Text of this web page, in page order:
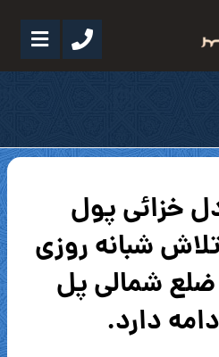
خزائی پول
شبانه روزی
شمالی پل
دارد.